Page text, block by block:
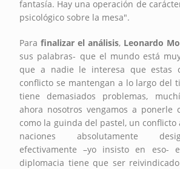
fantasía. Hay una operación de
psicológico sobre la mesa".
Parafinalizar el análisis, Leonardo
sus palabras- que el mundo está
que a nadie le interesa que estas
conflicto se mantengan a lo largo del
tiene demasiados problemas,
ahora nosotros vengamos a ponerle
como la guinda del pastel, un
naciones absolutamente
efectivamente –yo insisto en eso-
diplomacia tiene que ser